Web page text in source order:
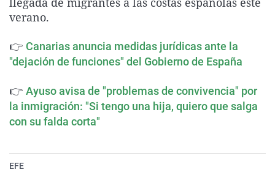
La rosa de los vientos
Como el perro y el
Caso
Equipo de
Extremadura
La Rioja
País Vasco
Virales
Elecciones
verano.
👉 Canarias anuncia medidas jurídicas ante la
"dejación de funciones" del Gobierno de España
👉 Ayuso avisa de "problemas de convivencia" por
la inmigración: "Si tengo una hija, quiero que salga
con su falda corta"
EFE